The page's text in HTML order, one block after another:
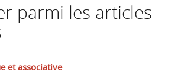
parmi les articles
et associative